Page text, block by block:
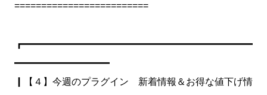
=========================
┏━━━━━━━━━━━━━━━━━━━━━━━━
━━━━━━━━━━
┃【４】今週のプラグイン 新着情報＆お得な値下げ情